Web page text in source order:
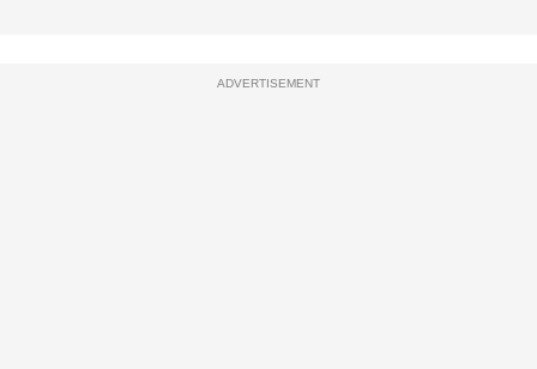
ADVERTISEMENT